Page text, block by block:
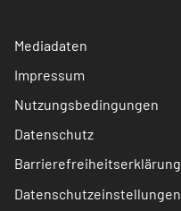
Mediadaten
Impressum
Nutzungsbedingungen
Datenschutz
Barrierefreiheitserklärung
Datenschutzeinstellungen